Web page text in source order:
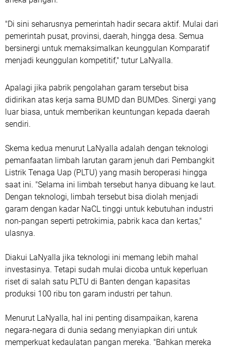
"Di sini seharusnya pemerintah hadir secara aktif. Mulai dari
pemerintah pusat, provinsi, daerah, hingga desa. Semua
bersinergi untuk memaksimalkan keunggulan Komparatif
menjadi keunggulan kompetitif," tutur LaNyalla.
Apalagi jika pabrik pengolahan garam tersebut bisa
didirikan atas kerja sama BUMD dan BUMDes. Sinergi yang
luar biasa, untuk memberikan keuntungan kepada daerah
sendiri.
Skema kedua menurut LaNyalla adalah dengan teknologi
pemanfaatan limbah larutan garam jenuh dari Pembangkit
Listrik Tenaga Uap (PLTU) yang masih beroperasi hingga
saat ini. "Selama ini limbah tersebut hanya dibuang ke laut.
Dengan teknologi, limbah tersebut bisa diolah menjadi
garam dengan kadar NaCL tinggi untuk kebutuhan industri
non-pangan seperti petrokimia, pabrik kaca dan kertas,"
ulasnya.
Diakui LaNyalla jika teknologi ini memang lebih mahal
investasinya. Tetapi sudah mulai dicoba untuk keperluan
riset di salah satu PLTU di Banten dengan kapasitas
produksi 100 ribu ton garam industri per tahun.
Menurut LaNyalla, hal ini penting disampaikan, karena
negara-negara di dunia sedang menyiapkan diri untuk
memperkuat kedaulatan pangan mereka. "Bahkan mereka